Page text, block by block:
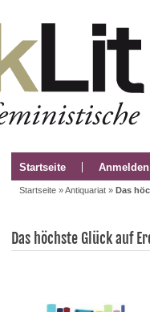
Startseite Anmelden
Startseite »Antiquariat » Das
Das höchste Glück auf